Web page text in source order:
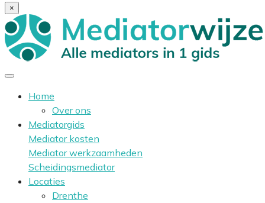
×
Home
Over ons
Mediatorgids
Mediator kosten
Mediator werkzaamheden
Scheidingsmediator
Locaties
Drenthe